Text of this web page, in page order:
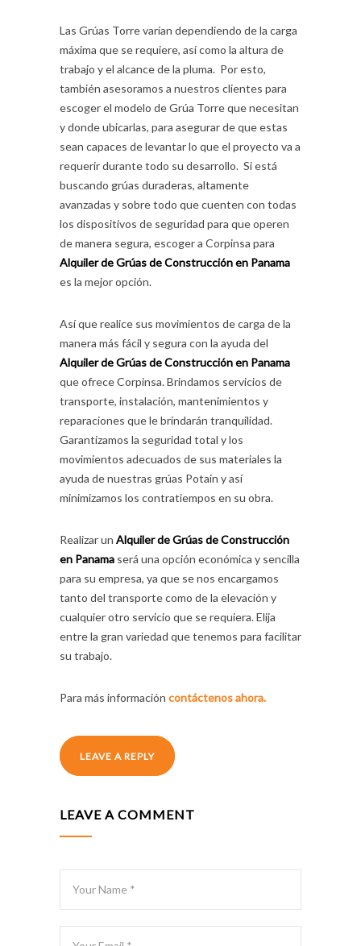
Las Grúas Torre varían dependiendo de la carga
máxima que se requiere, así como la altura de
trabajo y el alcance de la pluma. Por esto,
también asesoramos a nuestros clientes para
escoger el modelo de Grúa Torre que necesitan
y donde ubicarlas, para asegurar de que estas
sean capaces de levantar lo que el proyecto va a
requerir durante todo su desarrollo. Si está
buscando grúas duraderas, altamente
avanzadas y sobre todo que cuenten con todas
los dispositivos de seguridad para que operen
de manera segura, escoger a Corpinsa para
Alquiler de Grúas de Construcción en Panama
es la mejor opción.
Así que realice sus movimientos de carga de la
manera más fácil y segura con la ayuda del
Alquiler de Grúas de Construcción en Panama
que ofrece Corpinsa. Brindamos servicios de
transporte, instalación, mantenimientos y
reparaciones que le brindarán tranquilidad.
Garantizamos la seguridad total y los
movimientos adecuados de sus materiales la
ayuda de nuestras grúas Potain y así
minimizamos los contratiempos en su obra.
Realizar un Alquiler de Grúas de Construcción
en Panama será una opción económica y sencilla
para su empresa, ya que se nos encargamos
tanto del transporte como de la elevación y
cualquier otro servicio que se requiera. Elija
entre la gran variedad que tenemos para facilitar
su trabajo.
Para más información contáctenos ahora.
LEAVE A REPLY
LEAVE A COMMENT